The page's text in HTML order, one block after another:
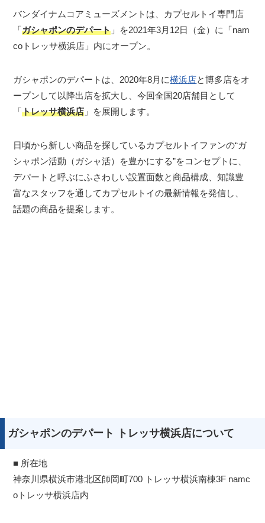
バンダイナムコアミューズメントは、カプセルトイ専門店
「ガシャポンのデパート 」を2021年3月12日（金）に「nam
coトレッサ横浜店」内にオープン。
ガシャポンのデパートは、2020年8月に横浜店と博多店をオ
ープンして以降出店を拡大し、今回全国20店舗目として
「トレッサ横浜店 」を展開します。
日頃から新しい商品を探しているカプセルトイファンの“ガ
シャポン活動（ガシャ活）を豊かにする”をコンセプトに、
デパートと呼ぶにふさわしい設置面数と商品構成、知識豊
富なスタッフを通してカプセルトイの最新情報を発信し、
話題の商品を提案します。
ガシャポンのデパート トレッサ横浜店について
■ 所在地
神奈川県横浜市港北区師岡町700 トレッサ横浜南棟3F namc
oトレッサ横浜店内